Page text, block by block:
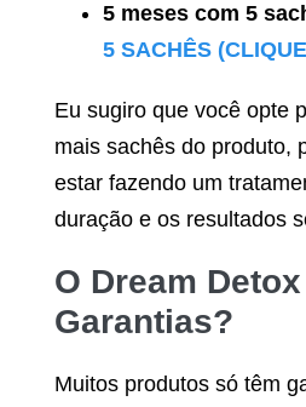
5 meses com 5
5 SACHÊS
Eu sugiro que você opte
mais sachês do produto,
estar fazendo um
duração e os resultados
O Dream Detox
Garantias?
Muitos produtos só têm